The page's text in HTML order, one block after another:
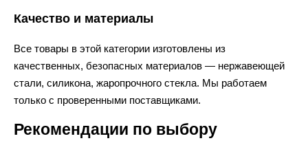
Качество и материалы
Все товары в этой категории изготовлены из
качественных, безопасных материалов — нержавеющей
стали, силикона, жаропрочного стекла. Мы работаем
только с проверенными поставщиками.
Рекомендации по выбору